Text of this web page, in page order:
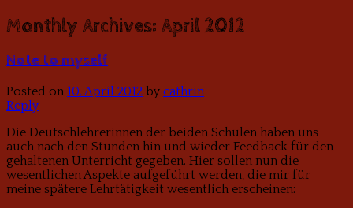
Monthly Archives: April 2012
Note to myself
Posted on 10. April 2012 by cathrin
Reply
Die Deutschlehrerinnen der beiden Schulen haben uns
auch nach den Stunden hin und wieder Feedback für den
gehaltenen Unterricht gegeben. Hier sollen nun die
wesentlichen Aspekte aufgeführt werden, die mir für
meine spätere Lehrtätigkeit wesentlich erscheinen: